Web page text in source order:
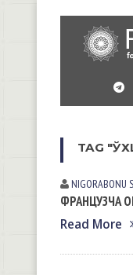
TAG
NIGORABONU
ФРАНЦУЗЧА
Read More